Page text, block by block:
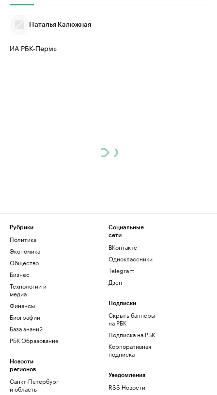
Наталья Калюжная
ИА РБК-Пермь
Рубрики
Политика
Экономика
Общество
Бизнес
Технологии и
медиа
Финансы
Биографии
База знаний
РБК Образование
Новости
регионов
Санкт-Петербург
и область
Социальные
сети
ВКонтакте
Одноклассники
Telegram
Дзен
Подписки
Скрыть баннеры
на РБК
Подписка на РБК
Корпоративная
подписка
Уведомления
RSS Новости